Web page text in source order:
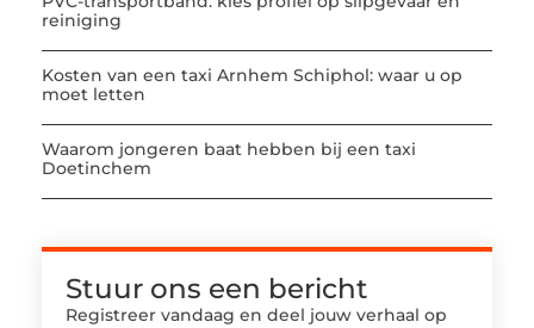
reiniging
Kosten van een taxi Arnhem Schiphol: waar u op
moet letten
Waarom jongeren baat hebben bij een taxi
Doetinchem
Stuur ons een bericht
Registreer vandaag en deel jouw verhaal op